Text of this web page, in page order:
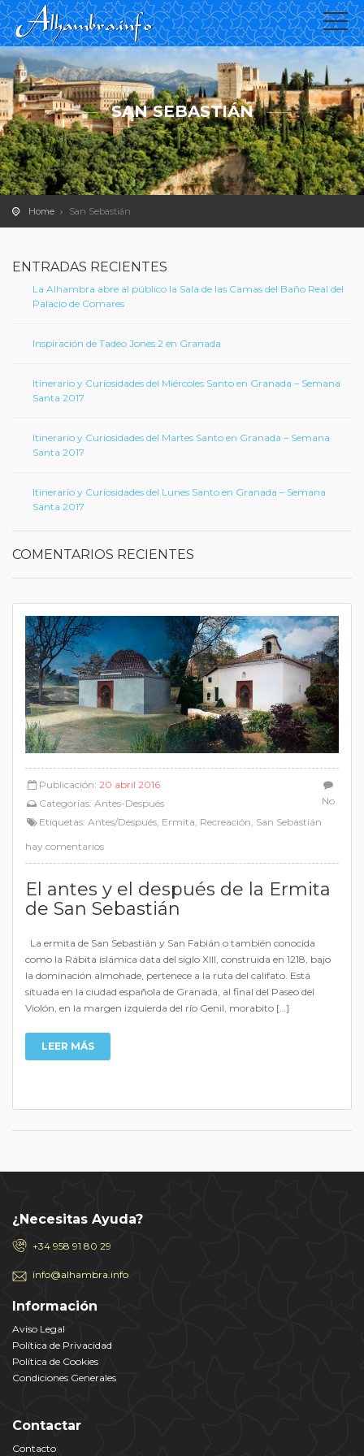
SAN SEBASTIÁN
Home San Sebastián
ENTRADAS RECIENTES
La Alhambra abre al público la Sala de las Camas del Baño Real del
Palacio de Comares
Inspiración de Tadeo Jones 2 en Granada
Itinerario y Curiosidades del Miércoles Santo en Granada – Semana
Santa 2017
Itinerario y Curiosidades del Martes Santo en Granada – Semana
Santa 2017
Itinerario y Curiosidades del Lunes Santo en Granada – Semana
Santa 2017
COMENTARIOS RECIENTES
Publicación: 20 abril 2016
Categorías: Antes-Después
Etiquetas: Antes/Después, Ermita, Recreación, San Sebastián
No
hay comentarios
El antes y el después de la Ermita
de San Sebastián
La ermita de San Sebastián y San Fabián o también conocida
como la Rábita islámica data del siglo XIII, construida en 1218, bajo
la dominación almohade, pertenece a la ruta del califato. Está
situada en la ciudad española de Granada, al final del Paseo del
Violón, en la margen izquierda del río Genil, morabito […]
LEER MÁS
¿Necesitas Ayuda?
+34 958 91 80 29
info@alhambra.info
Información
Aviso Legal
Política de Privacidad
Política de Cookies
Condiciones Generales
Contactar
Contacto